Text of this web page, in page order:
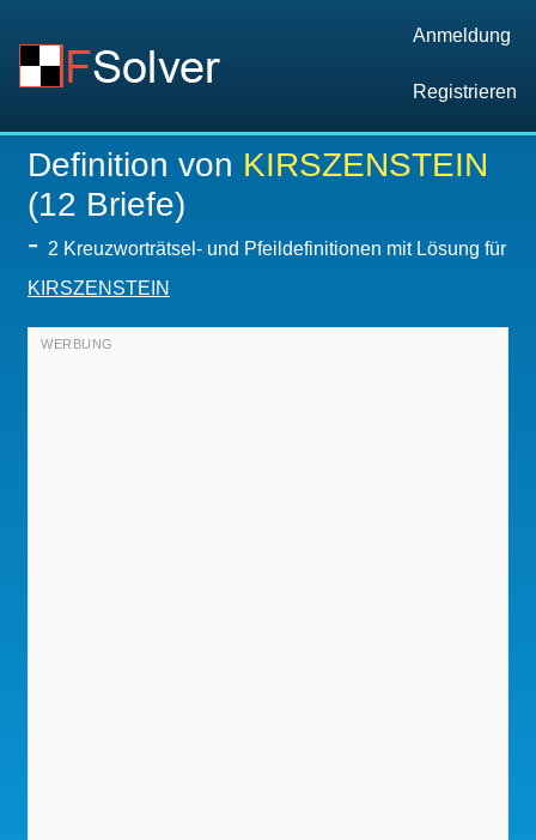
Anmeldung
Registrieren
Definition von KIRSZENSTEIN
(12 Briefe)
- 2 Kreuzworträtsel- und Pfeildefinitionen mit Lösung für
KIRSZENSTEIN